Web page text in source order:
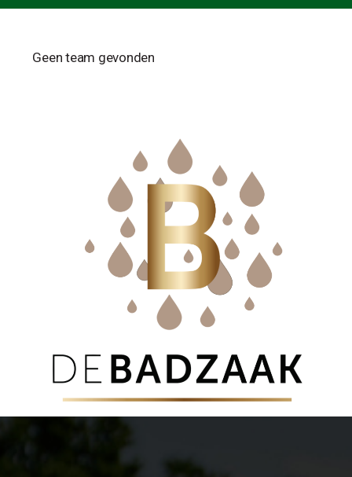
Geen team gevonden